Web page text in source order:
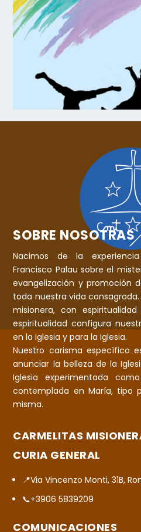
SOBRE NOSOTRAS
Nacimos de la
Francisco Palau sobre el
evangelización y promoción
toda nuestra vida
misionera, con
espiritualidad configura
en la Iglesia y para la Iglesia.
Nuestro carisma específico
anunciar la belleza de la
Iglesia experimentada
contemplada en María, tipo
misma.
CARMELITAS
CURIA GENERAL
📍Via Vincenzo Monti, 31B,
📞+3906 5839209
COMUNICACIONES